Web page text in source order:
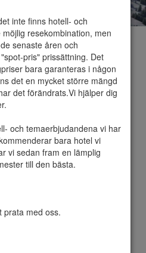
inte finns hotell- och
resekombination, men
senaste åren och
pris" prissättning. Det
bara garanteras i någon
det en mycket större mängd
det förändrats.Vi hjälper dig
och temaerbjudandena vi har
bara hotel vi
vi sedan fram en lämplig
till den bästa.
prata med oss.
inte bara för de rika och
för att att leka i snön
traditionell
kreditkortet. Trycket